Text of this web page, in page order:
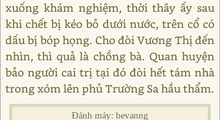
xuống khám nghiệm, thời thây ấy sau
khi chết bị kéo bỏ dưới nước, trên cổ có
dấu bị bóp họng. Cho đòi Vương Thị đến
nhìn, thì quả là chồng bà. Quan huyện
bảo người cai trị tại đó đòi hết tám nhà
trong xóm lên phủ Trường Sa hầu thẩm.
Đánh máy: bevanng